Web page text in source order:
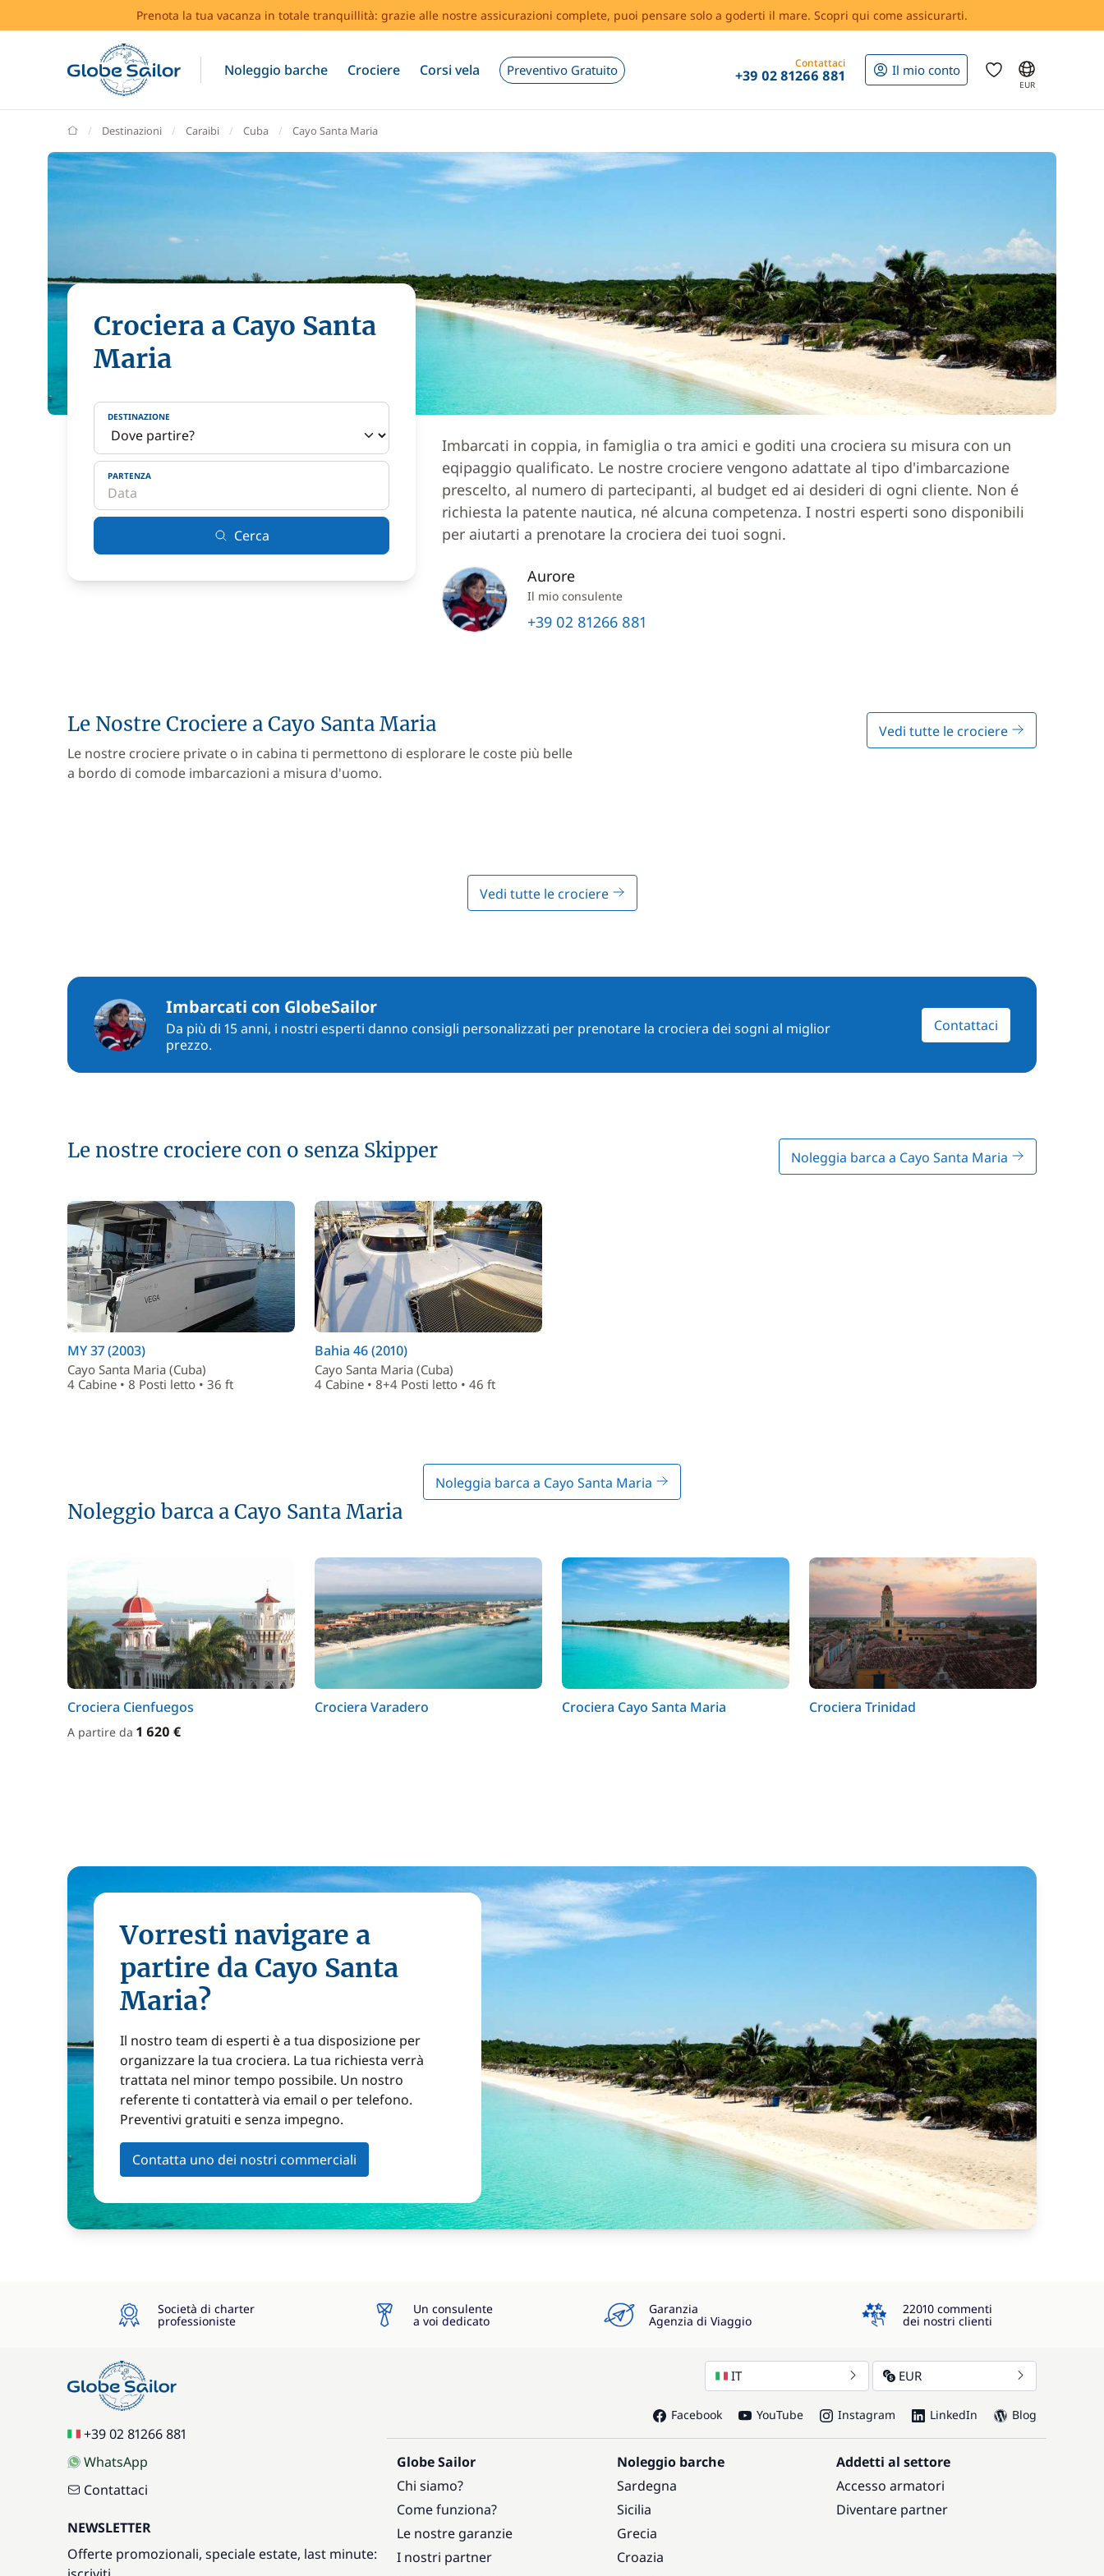
Prenota la tua vacanza in totale tranquillità: grazie alle nostre assicurazioni complete, puoi pensare solo a goderti il mare. Scopri qui come assicurarti.
Noleggio barche Crociere Corsi vela Preventivo Gratuito Contattaci
+39 02 81266 881 Il mio conto
EUR
GlobeSailor
Destinazioni Caraibi Cuba Cayo Santa Maria
Crociera a Cayo Santa
Maria
DESTINAZIONE
PARTENZA
Cerca
Imbarcati in coppia, in famiglia o tra amici e goditi una crociera su misura con un
eqipaggio qualificato. Le nostre crociere vengono adattate al tipo d'imbarcazione
prescelto, al numero di partecipanti, al budget ed ai desideri di ogni cliente. Non é
richiesta la patente nautica, né alcuna competenza. I nostri esperti sono disponibili
per aiutarti a prenotare la crociera dei tuoi sogni.
Aurore
Il mio consulente
+39 02 81266 881
Le Nostre Crociere a Cayo Santa Maria
Le nostre crociere private o in cabina ti permettono di esplorare le coste più belle
a bordo di comode imbarcazioni a misura d'uomo.
Vedi tutte le crociere
Vedi tutte le crociere
Imbarcati con GlobeSailor
Da più di 15 anni, i nostri esperti danno consigli personalizzati per prenotare la crociera dei sogni al miglior
prezzo.
Contattaci
Le nostre crociere con o senza Skipper Noleggia barca a Cayo Santa Maria
MY 37 (2003)
Cayo Santa Maria (Cuba)
4 Cabine • 8 Posti letto • 36 ft
Bahia 46 (2010)
Cayo Santa Maria (Cuba)
4 Cabine • 8+4 Posti letto • 46 ft
Noleggia barca a Cayo Santa Maria
Noleggio barca a Cayo Santa Maria
Crociera Cienfuegos
A partire da 1 620 €
Crociera Varadero Crociera Cayo Santa Maria Crociera Trinidad
Vorresti navigare a
partire da Cayo Santa
Maria?
Il nostro team di esperti è a tua disposizione per
organizzare la tua crociera. La tua richiesta verrà
trattata nel minor tempo possibile. Un nostro
referente ti contatterà via email o per telefono.
Preventivi gratuiti e senza impegno.
Contatta uno dei nostri commerciali
Società di charter
professioniste
Un consulente
a voi dedicato
Garanzia
Agenzia di Viaggio
4.3
22010 commenti
dei nostri clienti
+39 02 81266 881
WhatsApp
Contattaci
NEWSLETTER
Offerte promozionali, speciale estate, last minute:
IT EUR
Facebook YouTube Instagram LinkedIn Blog
Globe Sailor
Chi siamo?
Come funziona?
Le nostre garanzie
I nostri partner
Noleggio barche
Sardegna
Sicilia
Grecia
Croazia
Addetti al settore
Accesso armatori
Diventare partner